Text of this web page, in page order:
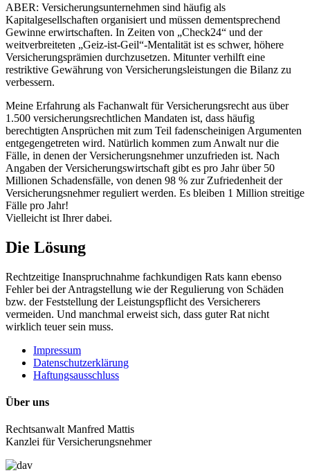
ABER: Versicherungsunternehmen sind häufig als
Kapitalgesellschaften organisiert und müssen dementsprechend
Gewinne erwirtschaften. In Zeiten von „Check24“ und der
weitverbreiteten „Geiz-ist-Geil“-Mentalität ist es schwer, höhere
Versicherungsprämien durchzusetzen. Mitunter verhilft eine
restriktive Gewährung von Versicherungsleistungen die Bilanz zu
verbessern.
Meine Erfahrung als Fachanwalt für Versicherungsrecht aus über
1.500 versicherungsrechtlichen Mandaten ist, dass häufig
berechtigten Ansprüchen mit zum Teil fadenscheinigen Argumenten
entgegengetreten wird. Natürlich kommen zum Anwalt nur die
Fälle, in denen der Versicherungsnehmer unzufrieden ist. Nach
Angaben der Versicherungswirtschaft gibt es pro Jahr über 50
Millionen Schadensfälle, von denen 98 % zur Zufriedenheit der
Versicherungsnehmer reguliert werden. Es bleiben 1 Million streitige
Fälle pro Jahr!
Vielleicht ist Ihrer dabei.
Die Lösung
Rechtzeitige Inanspruchnahme fachkundigen Rats kann ebenso
Fehler bei der Antragstellung wie der Regulierung von Schäden
bzw. der Feststellung der Leistungspflicht des Versicherers
vermeiden. Und manchmal erweist sich, dass guter Rat nicht
wirklich teuer sein muss.
Impressum
Datenschutzerklärung
Haftungsausschluss
Über uns
Rechtsanwalt Manfred Mattis
Kanzlei für Versicherungsnehmer